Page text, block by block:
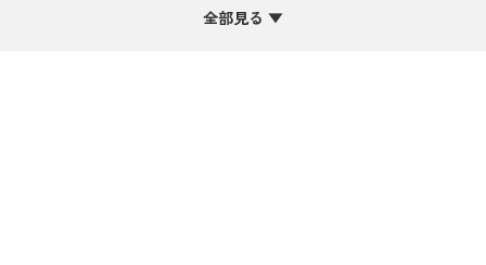
全部見る ▼